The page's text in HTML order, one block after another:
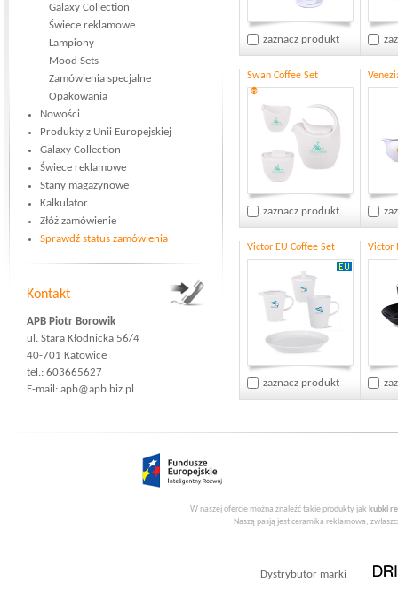
Galaxy Collection
Świece reklamowe
Lampiony
Mood Sets
Zamówienia specjalne
Opakowania
Nowości
Produkty z Unii Europejskiej
Galaxy Collection
Świece reklamowe
Stany magazynowe
Kalkulator
Złóż zamówienie
Sprawdź status zamówienia
Kontakt
APB Piotr Borowik
ul. Stara Kłodnicka 56/4
40-701 Katowice
tel.: 603665627
E-mail: apb@apb.biz.pl
zaznacz produkt
Swan Coffee Set
®
zaznacz produkt
Victor EU Coffee Set
zaznacz produkt
Victor
W naszej ofercie można znaleźć takie produkty jak kubki
Naszą pasją jest ceramika reklamowa,
Dystrybutor marki